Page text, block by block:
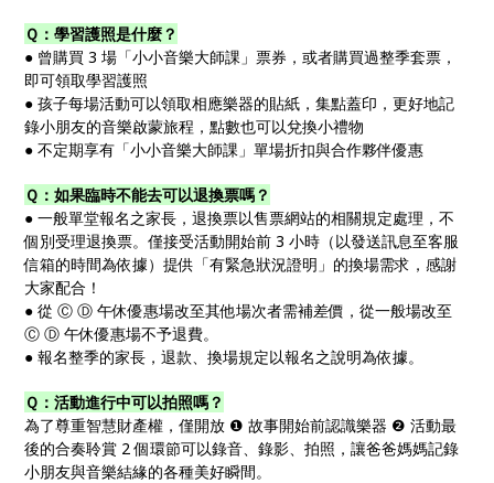
Ｑ：學習護照是什麼？
● 曾購買 3 場「小小音樂大師課」票券，或者購買過整季套票，
即可領取學習護照
● 孩子每場活動可以領取相應樂器的貼紙，集點蓋印，更好地記
錄小朋友的音樂啟蒙旅程，點數也可以兌換小禮物
● 不定期享有「小小音樂大師課」單場折扣與合作夥伴優惠
Ｑ：如果臨時不能去可以退換票嗎？
● 一般單堂報名之家長，退換票以售票網站的相關規定處理，不
個別受理退換票。僅接受活動開始前 3 小時（以發送訊息至客服
信箱的時間為依據）提供「有緊急狀況證明」的換場需求，感謝
大家配合！
● 從 Ⓒ Ⓓ 午休優惠場改至其他場次者需補差價，從一般場改至
Ⓒ Ⓓ 午休優惠場不予退費。
● 報名整季的家長，退款、換場規定以報名之說明為依據。
Ｑ：活動進行中可以拍照嗎？
為了尊重智慧財產權，僅開放 ❶ 故事開始前認識樂器 ❷ 活動最
後的合奏聆賞 2 個環節可以錄音、錄影、拍照，讓爸爸媽媽記錄
小朋友與音樂結緣的各種美好瞬間。